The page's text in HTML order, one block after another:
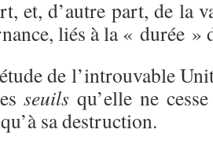
et, d’autre part, de la
liés à la « durée »
de l’introuvable
seuils qu’elle ne
sa destruction.